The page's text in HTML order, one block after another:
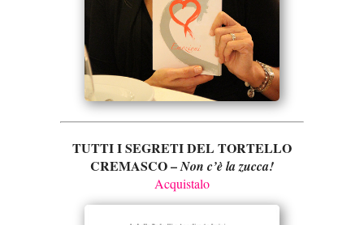
TUTTI I SEGRETI DEL TORTELLO
CREMASCO –Non c’è la zucca!
Acquistalo